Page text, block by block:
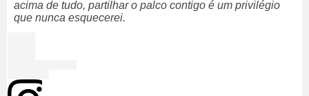
acima de tudo, partilhar o palco contigo é um privilégio
que nunca esquecerei.